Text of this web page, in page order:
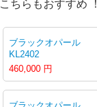
こちらもおすすめ ！
ブラックオパール
KL2402
460,000 円